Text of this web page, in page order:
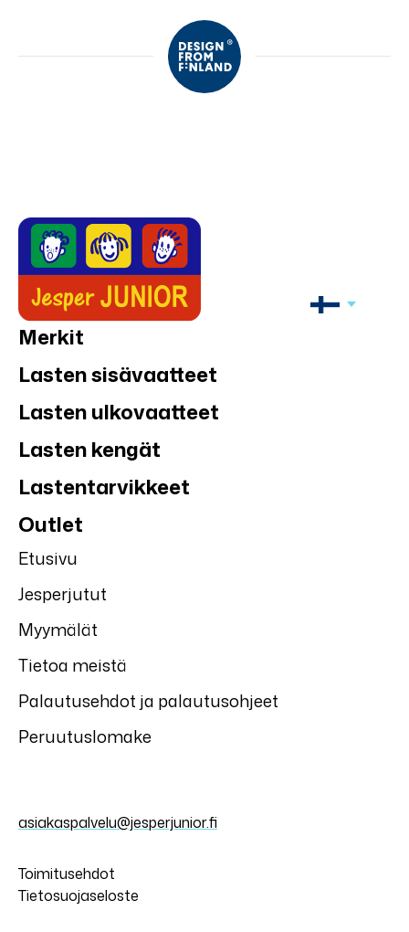
Merkit
Lasten sisävaatteet
Lasten ulkovaatteet
Lasten kengät
Lastentarvikkeet
Outlet
Etusivu
Jesperjutut
Myymälät
Tietoa meistä
Palautusehdot ja palautusohjeet
Peruutuslomake
asiakaspalvelu@jesperjunior.fi
Toimitusehdot
Tietosuojaseloste